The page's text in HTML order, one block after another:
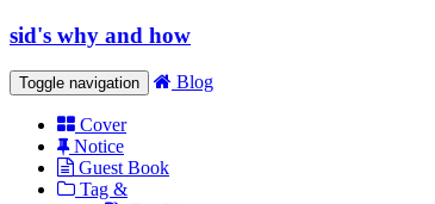
sid's why and how
Toggle navigation Blog
Cover
Notice
Guest Book
Tag &